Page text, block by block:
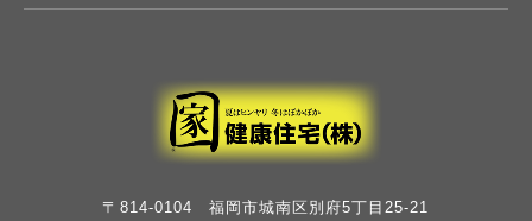
〒814-0104 福岡市城南区別府5丁目25-21